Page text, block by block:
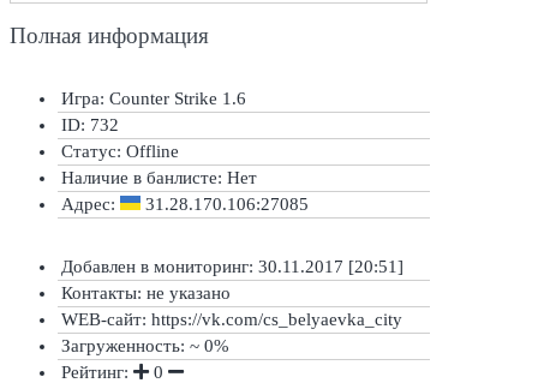
Полная информация
Игра: Counter Strike 1.6
ID: 732
Статус: Offline
Наличие в банлисте: Нет
Адрес:
31.28.170.106:27085
Добавлен в мониторинг: 30.11.2017 [20:51]
Контакты: не указано
WEB-сайт: https://vk.com/cs_belyaevka_city
Загруженность: ~ 0%
Рейтинг:
0